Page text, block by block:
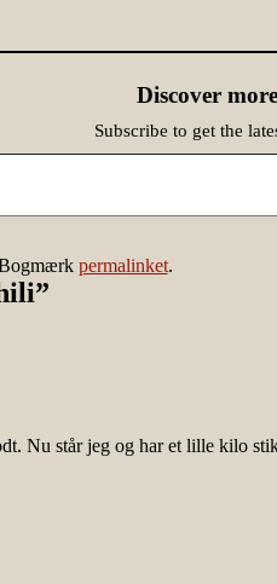
Discover
Subscribe to get the
permalinket.
”
Nu står jeg og har et lille kilo